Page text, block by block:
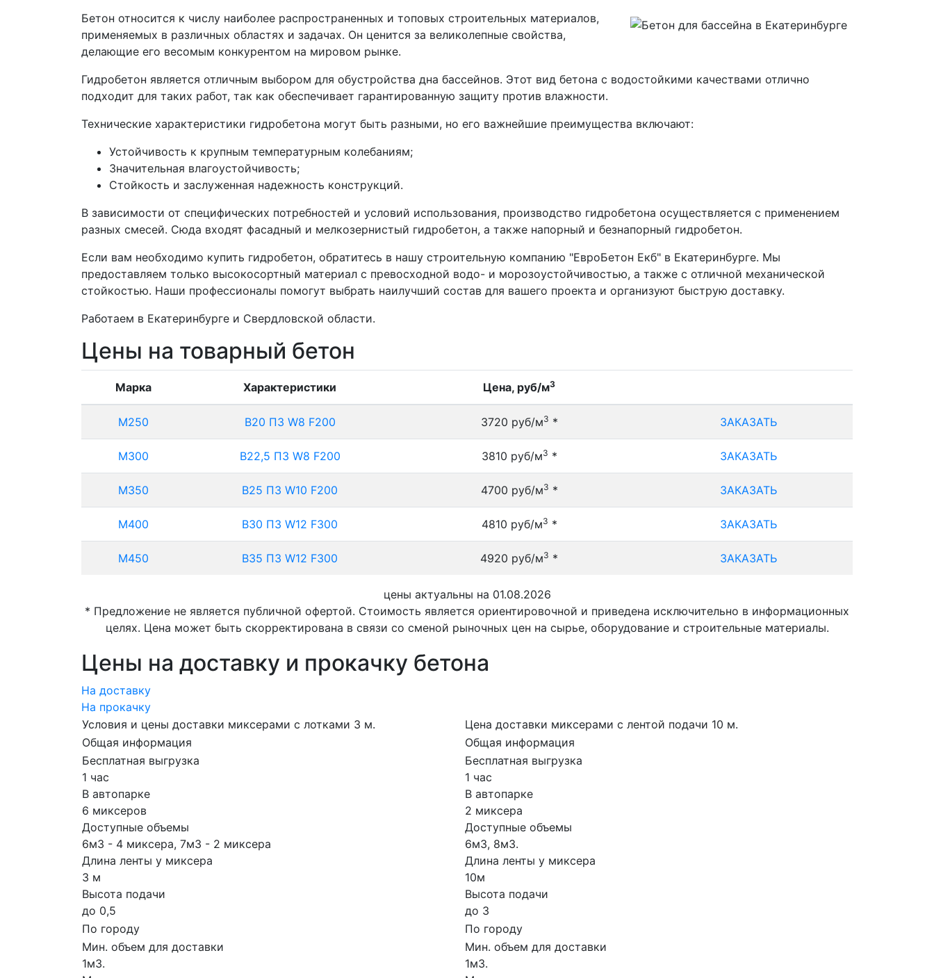
Бетон относится к числу наиболее распространенных и топовых строительных материалов,
применяемых в различных областях и задачах. Он ценится за великолепные свойства,
делающие его весомым конкурентом на мировом рынке.
Гидробетон является отличным выбором для обустройства дна бассейнов. Этот вид бетона с водостойкими качествами отлично
подходит для таких работ, так как обеспечивает гарантированную защиту против влажности.
Технические характеристики гидробетона могут быть разными, но его важнейшие преимущества включают:
Устойчивость к крупным температурным колебаниям;
Значительная влагоустойчивость;
Стойкость и заслуженная надежность конструкций.
В зависимости от специфических потребностей и условий использования, производство гидробетона осуществляется с применением
разных смесей. Сюда входят фасадный и мелкозернистый гидробетон, а также напорный и безнапорный гидробетон.
Если вам необходимо купить гидробетон, обратитесь в нашу строительную компанию "ЕвроБетон Екб" в Екатеринбурге. Мы
предоставляем только высокосортный материал с превосходной водо- и морозоустойчивостью, а также с отличной механической
стойкостью. Наши профессионалы помогут выбрать наилучший состав для вашего проекта и организуют быструю доставку.
Работаем в Екатеринбурге и Свердловской области.
Цены на товарный бетон
Марка Характеристики Цена, руб/м3
М250 B20 П3 W8 F200 3720 руб/м3 * ЗАКАЗАТЬ
М300 B22,5 П3 W8 F200 3810 руб/м3 * ЗАКАЗАТЬ
М350 B25 П3 W10 F200 4700 руб/м3 * ЗАКАЗАТЬ
М400 B30 П3 W12 F300 4810 руб/м3 * ЗАКАЗАТЬ
М450 B35 П3 W12 F300 4920 руб/м3 * ЗАКАЗАТЬ
цены актуальны на 01.08.2026
* Предложение не является публичной офертой. Стоимость является ориентировочной и приведена исключительно в информационных
целях. Цена может быть скорректирована в связи со сменой рыночных цен на сырье, оборудование и строительные материалы.
Цены на доставку и прокачку бетона
На доставку
На прокачку
Условия и цены доставки миксерами с лотками 3 м.
Цена доставки миксерами с лентой подачи 10 м.
Общая информация
Общая информация
Бесплатная выгрузка
1 час
В автопарке
6 миксеров
Доступные объемы
6м3 - 4 миксера, 7м3 - 2 миксера
Длина ленты у миксера
3 м
Высота подачи
до 0,5
Бесплатная выгрузка
1 час
В автопарке
2 миксера
Доступные объемы
6м3, 8м3.
Длина ленты у миксера
10м
Высота подачи
до 3
По городу
По городу
Мин. объем для доставки
1м3.
Мин. объем для доставки
1м3.